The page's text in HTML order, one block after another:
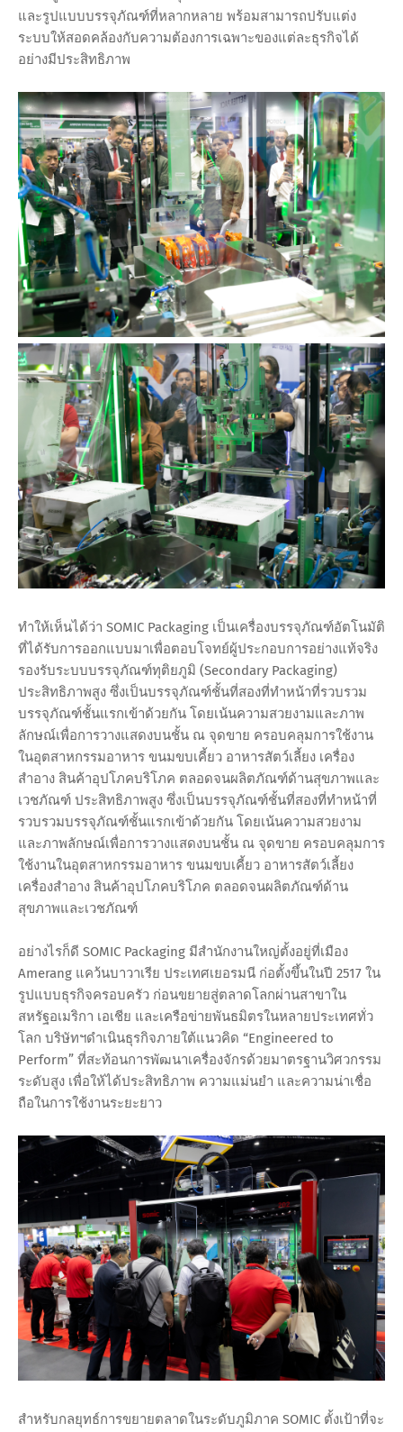
และรูปแบบบรรจุภัณฑ์ที่หลากหลาย พร้อมสามารถปรับแต่ง
ระบบให้สอดคล้องกับความต้องการเฉพาะของแต่ละธุรกิจได้
อย่างมีประสิทธิภาพ
ทำให้เห็นได้ว่า SOMIC Packaging เป็นเครื่องบรรจุภัณฑ์อัตโนมัติ
ที่ได้รับการออกแบบมาเพื่อตอบโจทย์ผู้ประกอบการอย่างแท้จริง
รองรับระบบบรรจุภัณฑ์ทุติยภูมิ (Secondary Packaging)
ประสิทธิภาพสูง ซึ่งเป็นบรรจุภัณฑ์ชั้นที่สองที่ทำหน้าที่รวบรวม
บรรจุภัณฑ์ชั้นแรกเข้าด้วยกัน โดยเน้นความสวยงามและภาพ
ลักษณ์เพื่อการวางแสดงบนชั้น ณ จุดขาย ครอบคลุมการใช้งาน
ในอุตสาหกรรมอาหาร ขนมขบเคี้ยว อาหารสัตว์เลี้ยง เครื่อง
สำอาง สินค้าอุปโภคบริโภค ตลอดจนผลิตภัณฑ์ด้านสุขภาพและ
เวชภัณฑ์ ประสิทธิภาพสูง ซึ่งเป็นบรรจุภัณฑ์ชั้นที่สองที่ทำหน้าที่
รวบรวมบรรจุภัณฑ์ชั้นแรกเข้าด้วยกัน โดยเน้นความสวยงาม
และภาพลักษณ์เพื่อการวางแสดงบนชั้น ณ จุดขาย ครอบคลุมการ
ใช้งานในอุตสาหกรรมอาหาร ขนมขบเคี้ยว อาหารสัตว์เลี้ยง
เครื่องสำอาง สินค้าอุปโภคบริโภค ตลอดจนผลิตภัณฑ์ด้าน
สุขภาพและเวชภัณฑ์
อย่างไรก็ดี SOMIC Packaging มีสำนักงานใหญ่ตั้งอยู่ที่เมือง
Amerang แคว้นบาวาเรีย ประเทศเยอรมนี ก่อตั้งขึ้นในปี 2517 ใน
รูปแบบธุรกิจครอบครัว ก่อนขยายสู่ตลาดโลกผ่านสาขาใน
สหรัฐอเมริกา เอเชีย และเครือข่ายพันธมิตรในหลายประเทศทั่ว
โลก บริษัทฯดำเนินธุรกิจภายใต้แนวคิด “Engineered to
Perform” ที่สะท้อนการพัฒนาเครื่องจักรด้วยมาตรฐานวิศวกรรม
ระดับสูง เพื่อให้ได้ประสิทธิภาพ ความแม่นยำ และความน่าเชื่อ
ถือในการใช้งานระยะยาว
สำหรับกลยุทธ์การขยายตลาดในระดับภูมิภาค SOMIC ตั้งเป้าที่จะ